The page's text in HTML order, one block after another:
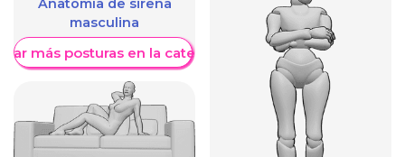
Anatomía de sirena
masculina
más posturas en la categoría